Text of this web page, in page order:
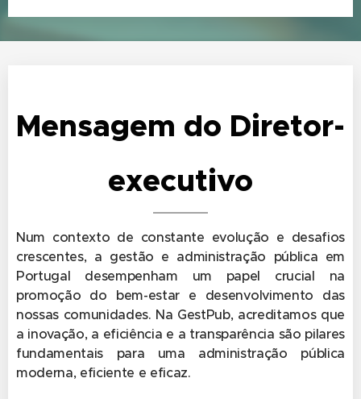
Mensagem do Diretor-
executivo
Num contexto de constante evolução e desafios
crescentes, a gestão e administração pública em
Portugal desempenham um papel crucial na
promoção do bem-estar e desenvolvimento das
nossas comunidades. Na GestPub, acreditamos que
a inovação, a eficiência e a transparência são pilares
fundamentais para uma administração pública
moderna, eficiente e eficaz.